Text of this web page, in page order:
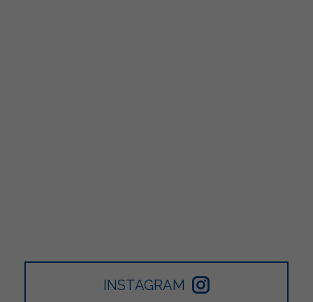
INSTAGRAM